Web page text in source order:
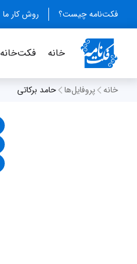
فکت‌نامه چیست؟ روش کار ما
خانه فکت‌خانه
خانه پروفایل‌ها حامد برکاتی